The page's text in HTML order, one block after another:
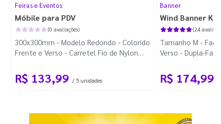
Feiras e Eventos
Móbile para PDV
(0 avaliações)
300x300mm - Modelo Redondo - Colorido
Frente e Verso - Carretel Fio de Nylon
R$ 133,99 / 5 unidades
Banner
Wind Banner
(24
Tamanho M -
Verso - Dupla-
R$ 174,99